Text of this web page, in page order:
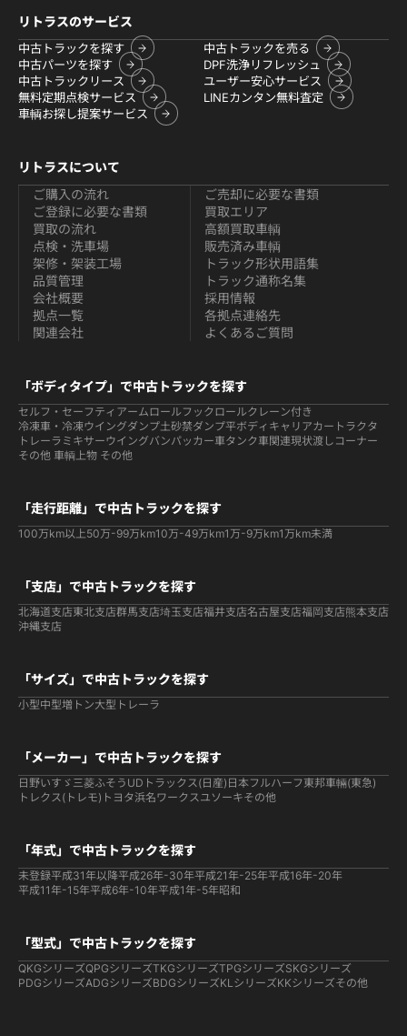
リトラスのサービス
中古トラックを探す
中古トラックを売る
中古パーツを探す
DPF洗浄リフレッシュ
中古トラックリース
ユーザー安心サービス
無料定期点検サービス
LINEカンタン無料査定
車輌お探し提案サービス
リトラスについて
ご購入の流れ
ご登録に必要な書類
買取の流れ
ご売却に必要な書類
買取エリア
高額買取車輌
点検・洗車場
架修・架装工場
品質管理
販売済み車輌
トラック形状用語集
トラック通称名集
会社概要
拠点一覧
関連会社
採用情報
各拠点連絡先
よくあるご質問
「ボディタイプ」で中古トラックを探す
セルフ・セーフティ アームロールフックロールクレーン付き
冷凍車・冷凍ウイングダンプ土砂禁ダンプ平ボディ キャリアカー トラクタ
トレーラ ミキサーウイングバンパッカー車タンク車関連現状渡しコーナー
その他 車輌 上物 その他
「走行距離」で中古トラックを探す
100万km以上50万-99万km10万-49万km1万-9万km1万km未満
「支店」で中古トラックを探す
北海道支店東北支店群馬支店埼玉支店福井支店名古屋支店福岡支店熊本支店
沖縄支店
「サイズ」で中古トラックを探す
小型中型増トン大型 トレーラ
「メーカー」で中古トラックを探す
日野いすゞ 三菱ふそう UDトラックス(日産) 日本フルハーフ 東邦車輛(東急)
トレクス(トレモ) トヨタ浜名ワークス ユソーキその他
「年式」で中古トラックを探す
未登録平成31年以降平成26年-30年平成21年-25年平成16年-20年
平成11年-15年平成6年-10年平成1年-5年昭和
「型式」で中古トラックを探す
QKGシリーズQPGシリーズTKGシリーズTPGシリーズSKGシリーズ
PDGシリーズADGシリーズBDGシリーズKLシリーズKKシリーズその他